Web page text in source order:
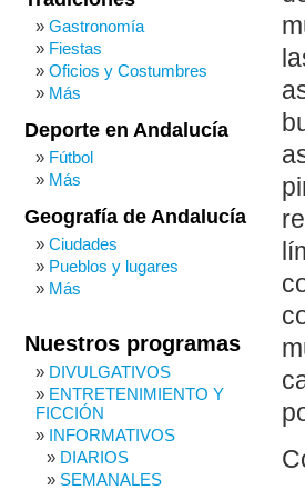
Gastronomía
Fiestas
Oficios y Costumbres
Más
Deporte en Andalucía
Fútbol
Más
Geografía de Andalucía
Ciudades
Pueblos y lugares
Más
Nuestros programas
DIVULGATIVOS
ENTRETENIMIENTO Y
FICCIÓN
INFORMATIVOS
DIARIOS
SEMANALES